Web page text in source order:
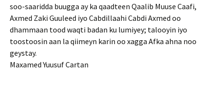
soo-saaridda buugga ay ka qaadteen Qaalib Muuse Caafi,
Axmed Zaki Guuleed iyo Cabdillaahi Cabdi Axmed oo
dhammaan tood waqti badan ku lumiyey; talooyin iyo
toostoosin aan la qiimeyn karin oo xagga Afka ahna noo
geystay.
Maxamed Yuusuf Cartan